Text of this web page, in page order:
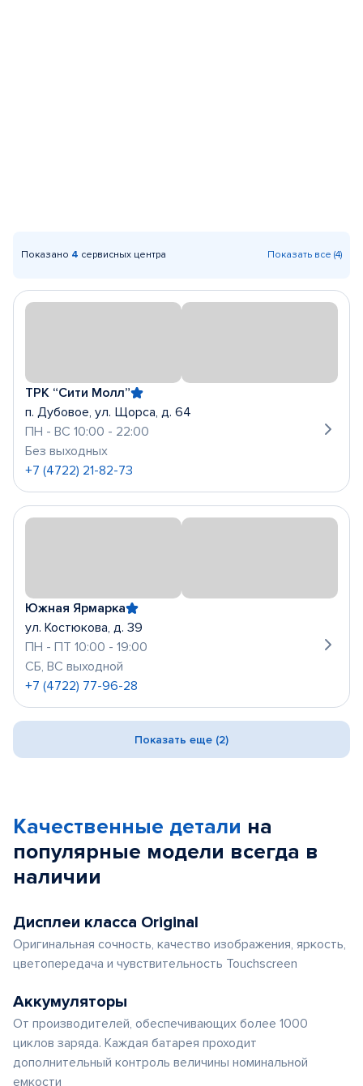
Показано 4 сервисных центра Показать все (4)
ТРК “Сити Молл”
п. Дубовое, ул. Щорса, д. 64
ПН - ВС 10:00 - 22:00
Без выходных
+7 (4722) 21-82-73
Южная Ярмарка
ул. Костюкова, д. 39
ПН - ПТ 10:00 - 19:00
СБ, ВС выходной
+7 (4722) 77-96-28
Показать еще (2)
Качественные детали на
популярные модели всегда в
наличии
Дисплеи класса Original
Оригинальная сочность, качество изображения, яркость,
цветопередача и чувствительность Touchscreen
Аккумуляторы
От производителей, обеспечивающих более 1000
циклов заряда. Каждая батарея проходит
дополнительный контроль величины номинальной
емкости